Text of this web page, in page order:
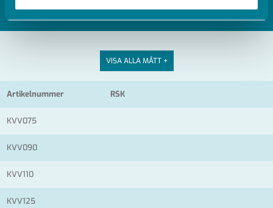
MODELLER
VISA ALLA MÅTT +
Artikelnummer RSK
KVV075
KVV090
KVV110
KVV125